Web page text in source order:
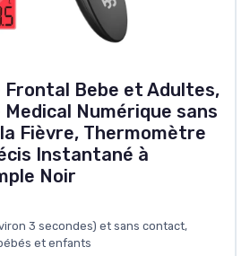
Bebe et Adultes,
Numérique sans
Fièvre, Thermomètre
Instantané à
Noir
3 secondes) et sans contact,
et enfants